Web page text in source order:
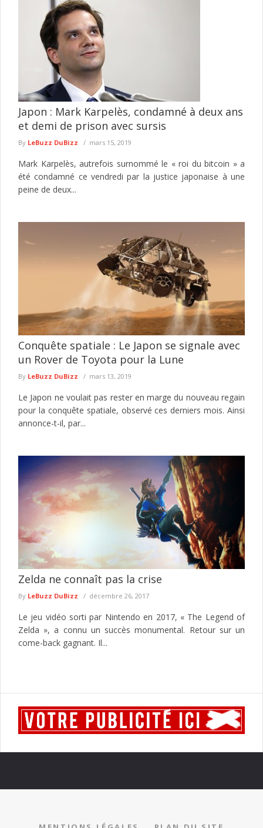
Japon : Mark Karpelès, condamné à deux ans
et demi de prison avec sursis
By LeBuzz DuBizz mars 15, 2019
Mark Karpelès, autrefois surnommé le « roi du bitcoin » a
été condamné ce vendredi par la justice japonaise à une
peine de deux...
Conquête spatiale : Le Japon se signale avec
un Rover de Toyota pour la Lune
By LeBuzz DuBizz mars 13, 2019
Le Japon ne voulait pas rester en marge du nouveau regain
pour la conquête spatiale, observé ces derniers mois. Ainsi
annonce-t-il, par...
Zelda ne connaît pas la crise
By LeBuzz DuBizz décembre 26, 2017
Le jeu vidéo sorti par Nintendo en 2017, « The Legend of
Zelda », a connu un succès monumental. Retour sur un
come-back gagnant. Il...